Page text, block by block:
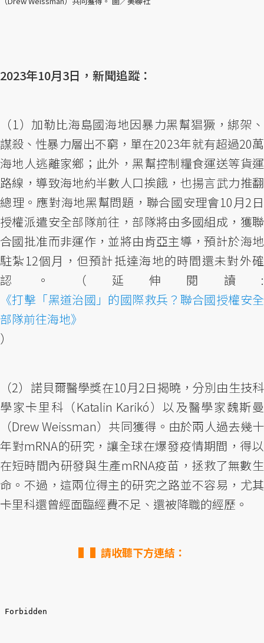
2023年10月3日，新聞追蹤：
（1）加勒比海島國海地因暴力黑幫猖獗，綁架、
謀殺、性暴力層出不窮，單在2023年就有超過20萬
海地人逃離家鄉；此外，黑幫控制糧食運送等貨運
路線，導致海地約半數人口挨餓，也揚言武力推翻
總理。應對海地黑幫問題，聯合國安理會10月2日
授權派遣安全部隊前往，部隊將由多國組成，獲聯
合國批准而非運作，並將由肯亞主導，預計於海地
駐紮12個月，但預計抵達海地的時間還未對外確
認。（延伸閱讀:
《打擊「黑道治國」的國際救兵？聯合國授權安全
部隊前往海地》
）
（2）諾貝爾醫學獎在10月2日揭曉，分別由生技科
學家卡里科（Katalin Karikó）以及醫學家魏斯曼
（Drew Weissman）共同獲得。由於兩人過去幾十
年對mRNA的研究，讓全球在爆發疫情期間，得以
在短時間內研發與生產mRNA疫苗，拯救了無數生
命。不過，這兩位得主的研究之路並不容易，尤其
卡里科還曾經面臨經費不足、還被降職的經歷。
▌請收聽下方連結：